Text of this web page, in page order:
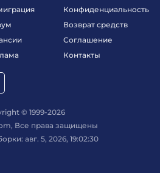
Конфиденциальность
Возврат средств
Соглашение
Контакты
© 1999-2026
Все права защищены
авг. 5, 2026, 19:02:30